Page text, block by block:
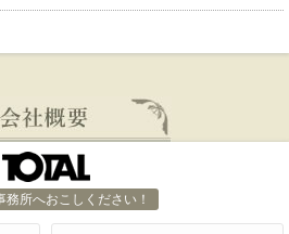
務所へおこしください！